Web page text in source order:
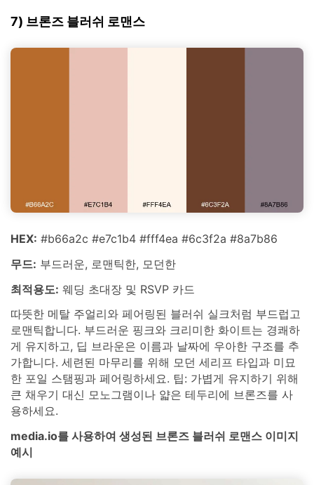
7) 브론즈 블러쉬 로맨스
HEX: #b66a2c #e7c1b4 #fff4ea #6c3f2a #8a7b86
무드: 부드러운, 로맨틱한, 모던한
최적용도: 웨딩 초대장 및 RSVP 카드
따뜻한 메탈 주얼리와 페어링된 블러쉬 실크처럼 부드럽고
로맨틱합니다. 부드러운 핑크와 크리미한 화이트는 경쾌하
게 유지하고, 딥 브라운은 이름과 날짜에 우아한 구조를 추
가합니다. 세련된 마무리를 위해 모던 세리프 타입과 미묘
한 포일 스탬핑과 페어링하세요. 팁: 가볍게 유지하기 위해
큰 채우기 대신 모노그램이나 얇은 테두리에 브론즈를 사
용하세요.
media.io를 사용하여 생성된 브론즈 블러쉬 로맨스 이미지
예시